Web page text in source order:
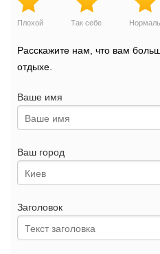
Плохой Так себе
Расскажите нам, что вам
отдыхе.
Ваше имя
Ваш город
Заголовок